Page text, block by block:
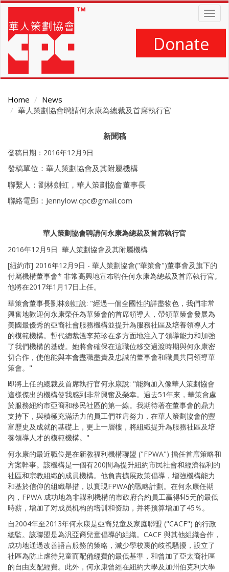
Skip
main
content
Donate
Home
News
華人策劃協會聘請何永康為總裁及首席執行官
Content
新聞稿
發稿日期：2016年12月9日
發稿單位：華人策劃協會及其附屬機構
聯繫人：劉林劍虹，華人策劃協會董事長
聯絡電郵：Jennylow.cpc@gmail.com
華人策劃協會聘請何永康為總裁及首席執行官
2016年12月9日 華人策劃協會及其附屬機構
[紐約市] 2016年12月9日 - 華人策劃協會("華策會")董事會及旗下的
付屬機構董事會* 非常高興地宣布聘任何永康為總裁及首席執行官。
他將在2017年1月17日上任。
華策會董事長劉林劍虹說: "經過一個全國性的詳盡物色，我們非常
興奮地歡迎何永康榮任為華策會的首席領導人，帶領華策會發展為
美國最優秀的亞裔社會服務機構並提升為服務社區及培養領導人才
的模範機構。暫代總裁溫李苑珍在多方面地注入了領導能力和加強
了我們機構的基礎。她將會確保在這職位移交過渡時期與何永康密
切合作，使他能與本會盡職盡責及忠誠的董事會和職員共同領導華
策會。"
即將上任的總裁及首席執行官何永康說: "能夠加入像華人策劃協會
這樣傑出的機構使我感到非常興奮及榮幸。過去51年來，華策會處
於服務紐約市亞裔和移民社區的第一線。我期待著在董事會的鼎力
支持下，與積極充滿活力的員工們並肩努力，在華人策劃協會的豐
富歷史及成就的基礎上，更上一層樓，將組織提升為服務社區及培
養領導人才的模範機構。"
何永康的最近職位是在新教福利機構聯盟 ("FPWA") 擔任首席策略和
方案幹事。該機構是一個有200間為提升紐約市民社會和經濟福利的
社區和宗教組織的成員機構。他負責擴展政策倡導，增強機構能力
和基於信仰的組織舉措，以實現FPWA的戰略計劃。在何永康任期
內，FPWA 成功地為非謀利機構的市政府合約員工贏得$l5元的最低
時薪，增加了对成员机构的培训和资助，并将预算增加了45％。
自2004年至2013年何永康是亞裔兒童及家庭聯盟 ("CACF") 的行政
總監。該聯盟是為汎亞裔兒童倡導的組織。CACF 與其他組織合作，
成功地通過改善語言服務的策略，減少學校裏的歧視騷擾，設立了
社區為防止虐待兒童而配備經費的最低基準，和曾加了亞太裔社區
的自由支配經費。此外，何永康曾經在紐約大學及加州伯克利大學